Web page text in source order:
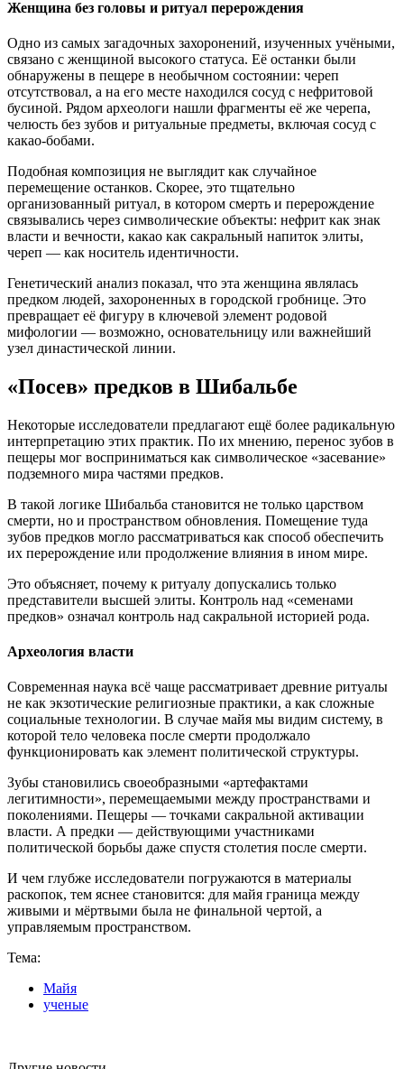
Женщина без головы и ритуал перерождения
Одно из самых загадочных захоронений, изученных учёными,
связано с женщиной высокого статуса. Её останки были
обнаружены в пещере в необычном состоянии: череп
отсутствовал, а на его месте находился сосуд с нефритовой
бусиной. Рядом археологи нашли фрагменты её же черепа,
челюсть без зубов и ритуальные предметы, включая сосуд с
какао-бобами.
Подобная композиция не выглядит как случайное
перемещение останков. Скорее, это тщательно
организованный ритуал, в котором смерть и перерождение
связывались через символические объекты: нефрит как знак
власти и вечности, какао как сакральный напиток элиты,
череп — как носитель идентичности.
Генетический анализ показал, что эта женщина являлась
предком людей, захороненных в городской гробнице. Это
превращает её фигуру в ключевой элемент родовой
мифологии — возможно, основательницу или важнейший
узел династической линии.
«Посев» предков в Шибальбе
Некоторые исследователи предлагают ещё более радикальную
интерпретацию этих практик. По их мнению, перенос зубов в
пещеры мог восприниматься как символическое «засевание»
подземного мира частями предков.
В такой логике Шибальба становится не только царством
смерти, но и пространством обновления. Помещение туда
зубов предков могло рассматриваться как способ обеспечить
их перерождение или продолжение влияния в ином мире.
Это объясняет, почему к ритуалу допускались только
представители высшей элиты. Контроль над «семенами
предков» означал контроль над сакральной историей рода.
Археология власти
Современная наука всё чаще рассматривает древние ритуалы
не как экзотические религиозные практики, а как сложные
социальные технологии. В случае майя мы видим систему, в
которой тело человека после смерти продолжало
функционировать как элемент политической структуры.
Зубы становились своеобразными «артефактами
легитимности», перемещаемыми между пространствами и
поколениями. Пещеры — точками сакральной активации
власти. А предки — действующими участниками
политической борьбы даже спустя столетия после смерти.
И чем глубже исследователи погружаются в материалы
раскопок, тем яснее становится: для майя граница между
живыми и мёртвыми была не финальной чертой, а
управляемым пространством.
Тема:
Майя
ученые